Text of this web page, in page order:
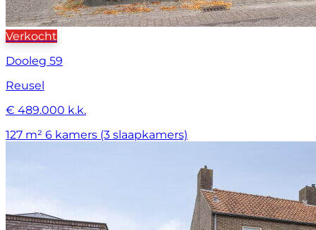
Verkocht
Dooleg 59
Reusel
€ 489.000 k.k.
127 m² 6 kamers (3 slaapkamers)